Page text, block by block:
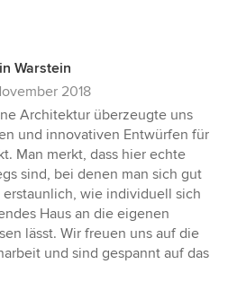
Warstein
2018
Architektur überzeugte uns
und innovativen Entwürfen für
Man merkt, dass hier echte
sind, bei denen man sich gut
wie individuell sich
Haus an die eigenen
lässt. Wir freuen uns auf die
und sind gespannt auf das